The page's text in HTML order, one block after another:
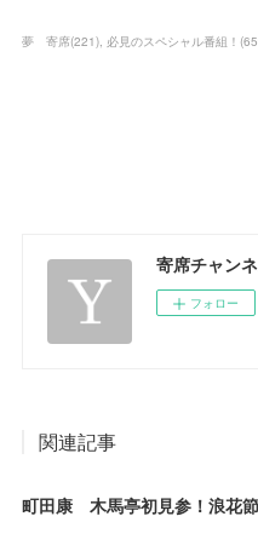
夢 寄席(221) 必見のスペシャル番組！ (
寄席チャン
フォロー
関連記事